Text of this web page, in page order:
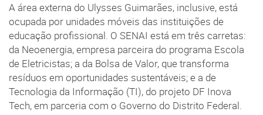
A área externa do Ulysses Guimarães, inclusive, está
ocupada por unidades móveis das instituições de
educação profissional. O SENAI está em três carretas:
da Neoenergia, empresa parceira do programa Escola
de Eletricistas; a da Bolsa de Valor, que transforma
resíduos em oportunidades sustentáveis; e a de
Tecnologia da Informação (TI), do projeto DF Inova
Tech, em parceria com o Governo do Distrito Federal.